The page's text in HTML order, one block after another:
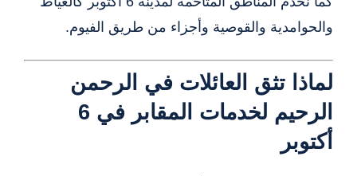
والحوامدية والقوصية وأجزاء من طريق الفيوم.
لماذا تثق العائلات في الرحمن
الرحيم لخدمات المقابر في 6
أكتوبر